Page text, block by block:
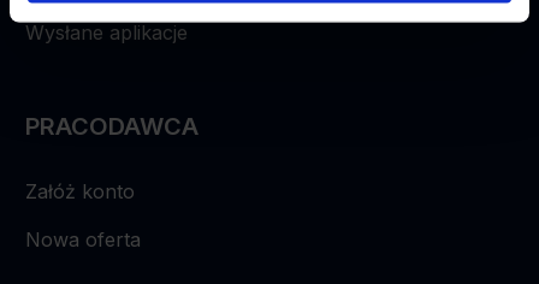
Wysłane aplikacje
PRACODAWCA
Załóż konto
Nowa oferta